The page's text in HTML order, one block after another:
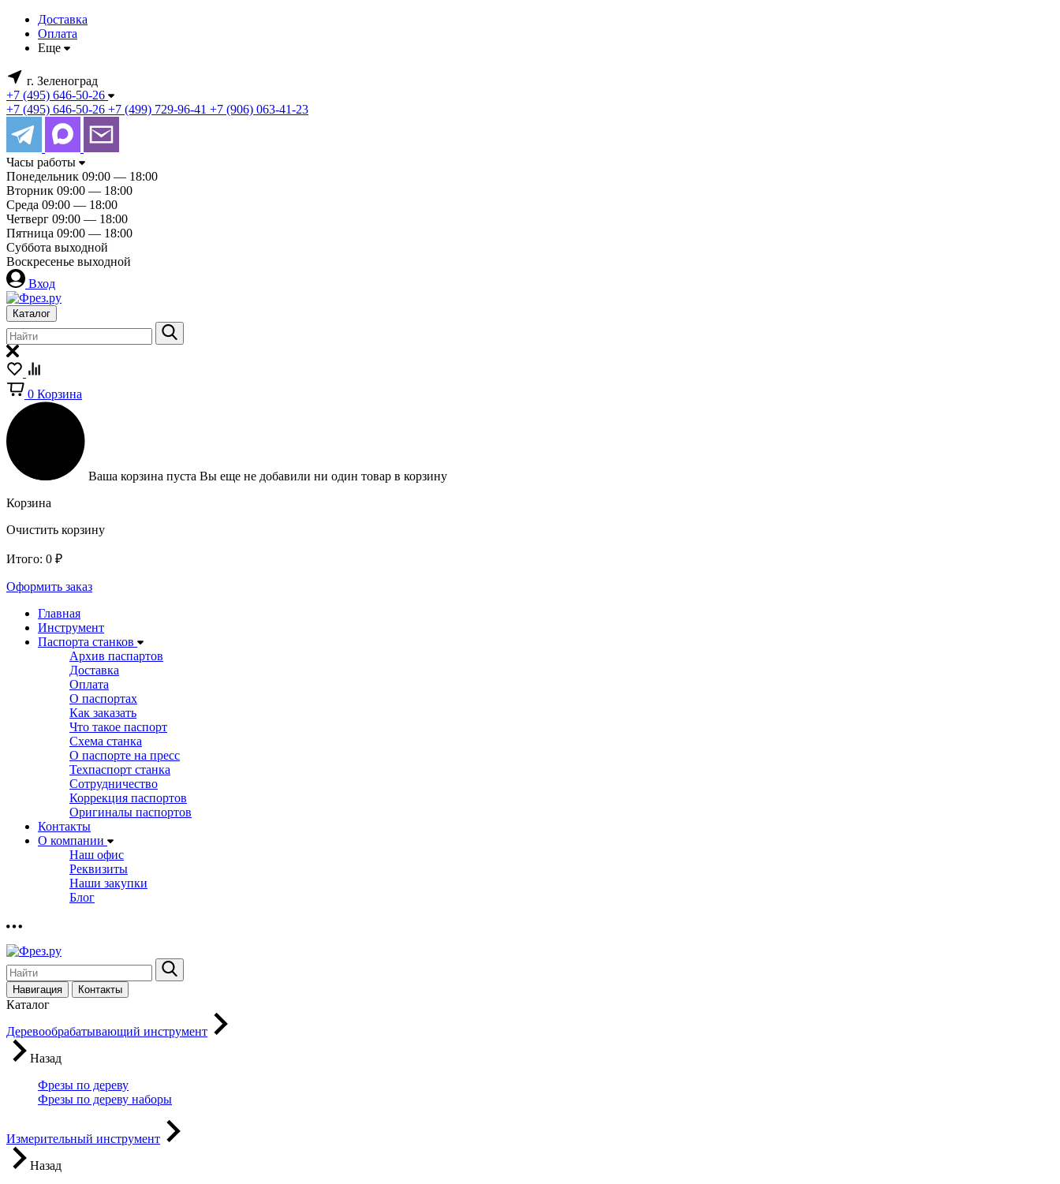
Доставка
Оплата
Еще
г. Зеленоград
+7 (495) 646-50-26
+7 (495) 646-50-26 +7 (499) 729-96-41 +7 (906) 063-41-23
Часы работы
Понедельник 09:00 — 18:00
Вторник 09:00 — 18:00
Среда 09:00 — 18:00
Четверг 09:00 — 18:00
Пятница 09:00 — 18:00
Суббота выходной
Воскресенье выходной
Вход
Каталог
0 Корзина
Ваша корзина пуста Вы еще не добавили ни один товар в корзину
Корзина
Очистить корзину
Итого: 0 ₽
Оформить заказ
Главная
Инструмент
Паспорта станков
Архив паспартов
Доставка
Оплата
О паспортах
Как заказать
Что такое паспорт
Схема станка
О паспорте на пресс
Техпаспорт станка
Сотрудничество
Коррекция паспортов
Оригиналы паспортов
Контакты
О компании
Наш офис
Реквизиты
Наши закупки
Блог
Навигация Контакты
Каталог
Деревообрабатывающий инструмент
Назад
Фрезы по дереву
Фрезы по дереву наборы
Измерительный инструмент
Назад